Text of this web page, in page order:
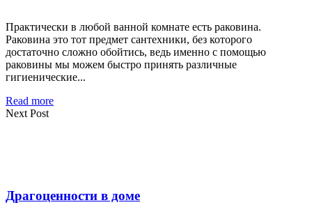
Практически в любой ванной комнате есть раковина.
Раковина это тот предмет сантехники, без которого
достаточно сложно обойтись, ведь именно с помощью
раковины мы можем быстро принять различные
гигиенические...
Read more
Next Post
Драгоценности в доме